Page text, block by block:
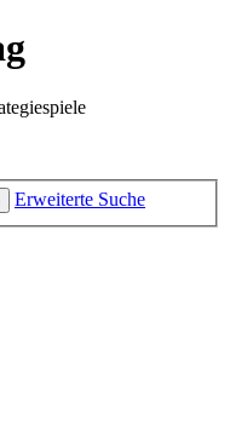
Erweiterte Suche